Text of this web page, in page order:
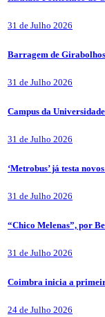
31 de Julho 2026
Barragem de
31 de Julho 2026
Campus da
31 de Julho 2026
‘Metrobus’ já testa
31 de Julho 2026
“Chico Melenas”, por
31 de Julho 2026
Coimbra inicia a
24 de Julho 2026